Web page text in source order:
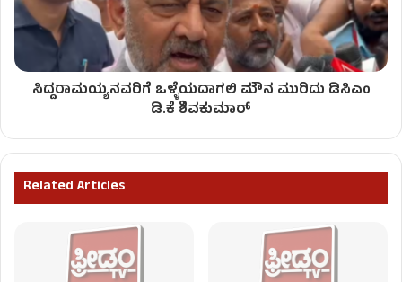
ಸಿದ್ದರಾಮಯ್ಯನವರಿಗೆ ಒಳ್ಳೆಯದಾಗಲಿ ಮೌನ ಮುರಿದು ಡಿಸಿಎಂ
ಡಿ.ಕೆ ಶಿವಕುಮಾರ್​
Related Articles